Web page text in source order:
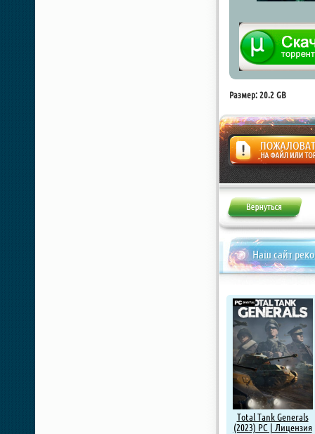
Размер: 20.2 GB
Жалоба
Наш сайт
Total Tank Generals
(2023) PC | Лицензия